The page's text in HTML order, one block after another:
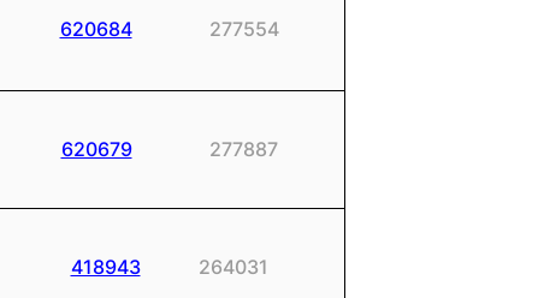
620684277554
620679277887
418943 264031